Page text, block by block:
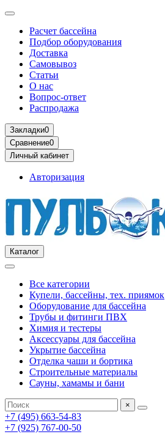
Расчет бассейна
Подбор оборудования
Доставка
Самовывоз
Статьи
О нас
Вопрос-ответ
Распродажа
Закладки0
Сравнение0
Личный кабинет
Авторизация
Каталог
Все категории
Купели, бассейны, тех. приямок
Оборудование для бассейна
Трубы и фитинги ПВХ
Химия и тестеры
Аксессуары для бассейна
Укрытие бассейна
Отделка чаши и бортика
Строительные материалы
Сауны, хамамы и бани
×
+7 (495) 663-54-83
+7 (925) 767-00-50